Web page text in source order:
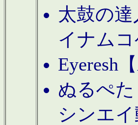
太鼓の
イナム
Eyeresh
ぬるぺ
シンエイ